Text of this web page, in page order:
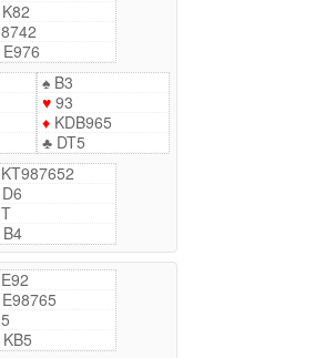
K82
8742
E976
♠ B3
♥ 93
♦ KDB965
♣ DT5
KT987652
D6
T
B4
E92
E98765
5
KB5